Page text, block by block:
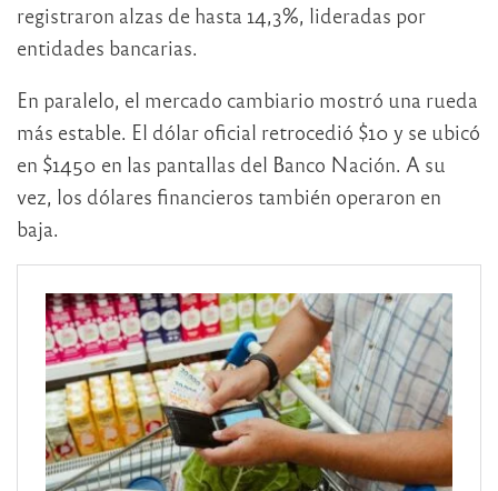
registraron alzas de hasta 14,3%, lideradas por
entidades bancarias.
En paralelo, el mercado cambiario mostró una rueda
más estable. El dólar oficial retrocedió $10 y se ubicó
en $1450 en las pantallas del Banco Nación. A su
vez, los dólares financieros también operaron en
baja.